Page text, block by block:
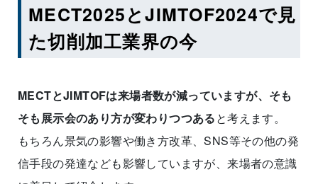
MECT2025とJIMTOF2024で見
た切削加工業界の今
MECTとJIMTOFは来場者数が減っていますが、そも
そも展示会のあり方が変わりつつあると考えます。
もちろん景気の影響や働き方改革、SNS等その他の発
信手段の発達なども影響していますが、来場者の意識